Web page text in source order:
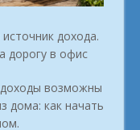
дохода.
дорогу в офис
возможны
дома: как начать